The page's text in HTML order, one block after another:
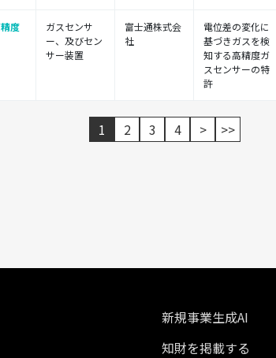
度
ガスセンサ
ー、及びセン
サー装置
富士通株式会
社
電位差の変化に
基づきガスを検
知する高精度ガ
スセンサーの特
許
1 2 3 4 > >>
新規事業生成AI
知財を掲載する